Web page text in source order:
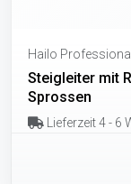
Hailo Professional
Steigleiter mit
Sprossen
Lieferzeit 4 - 6